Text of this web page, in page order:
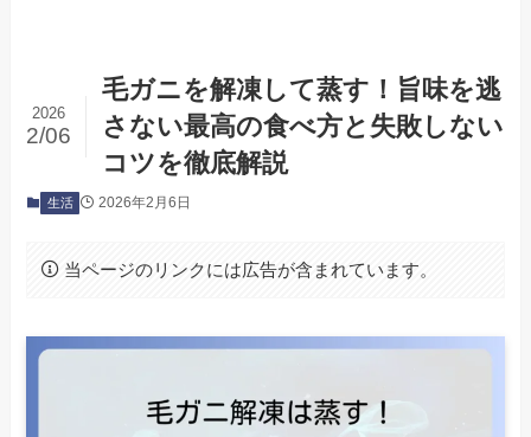
毛ガニを解凍して蒸す！旨味を逃
さない最高の食べ方と失敗しない
コツを徹底解説
2026
2/06
生活 2026年2月6日
当ページのリンクには広告が含まれています。